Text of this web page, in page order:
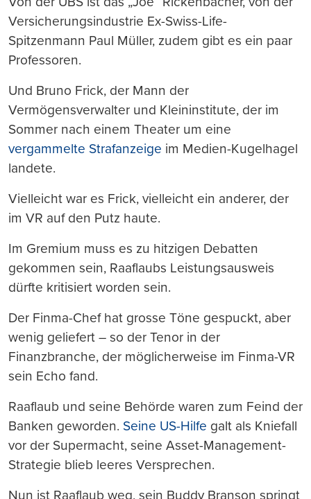
Versicherungsindustrie Ex-Swiss-Life-
Spitzenmann Paul Müller, zudem gibt es ein paar
Professoren.
Und Bruno Frick, der Mann der
Vermögensverwalter und Kleininstitute, der im
Sommer nach einem Theater um eine
vergammelte Strafanzeige im Medien-Kugelhagel
landete.
Vielleicht war es Frick, vielleicht ein anderer, der
im VR auf den Putz haute.
Im Gremium muss es zu hitzigen Debatten
gekommen sein, Raaflaubs Leistungsausweis
dürfte kritisiert worden sein.
Der Finma-Chef hat grosse Töne gespuckt, aber
wenig geliefert – so der Tenor in der
Finanzbranche, der möglicherweise im Finma-VR
sein Echo fand.
Raaflaub und seine Behörde waren zum Feind der
Banken geworden. Seine US-Hilfe galt als Kniefall
vor der Supermacht, seine Asset-Management-
Strategie blieb leeres Versprechen.
Nun ist Raaflaub weg, sein Buddy Branson springt